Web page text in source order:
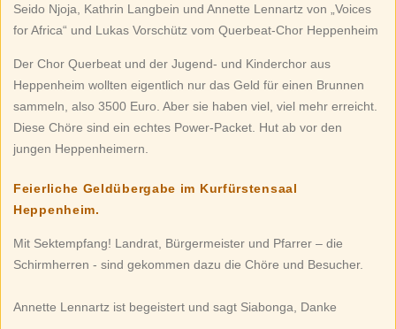
Seido Njoja, Kathrin Langbein und Annette Lennartz von „Voices
for Africa“ und Lukas Vorschütz vom Querbeat-Chor Heppenheim
Der Chor Querbeat und der Jugend- und Kinderchor aus
Heppenheim wollten eigentlich nur das Geld für einen Brunnen
sammeln, also 3500 Euro. Aber sie haben viel, viel mehr erreicht.
Diese Chöre sind ein echtes Power-Packet. Hut ab vor den
jungen Heppenheimern.
Feierliche Geldübergabe im Kurfürstensaal
Heppenheim.
Mit Sektempfang! Landrat, Bürgermeister und Pfarrer – die
Schirmherren - sind gekommen dazu die Chöre und Besucher.
Annette Lennartz ist begeistert und sagt Siabonga, Danke